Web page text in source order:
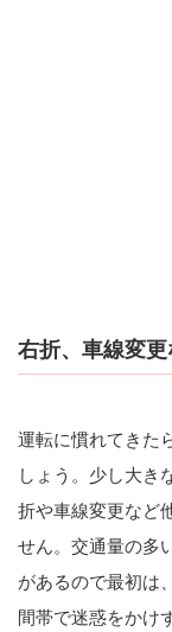
右折、車線変
運転に慣れてきた
しょう。少し大き
折や車線変更など
せん。交通量の多
があるので最初は
間帯で迷惑をかけ